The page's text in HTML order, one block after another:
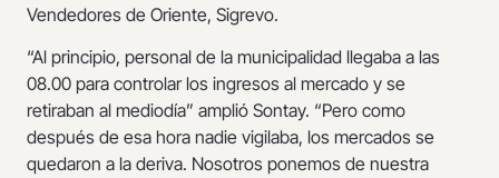
Vendedores de Oriente, Sigrevo.
“Al principio, personal de la municipalidad llegaba a las
08.00 para controlar los ingresos al mercado y se
retiraban al mediodía” amplió Sontay. “Pero como
después de esa hora nadie vigilaba, los mercados se
quedaron a la deriva. Nosotros ponemos de nuestra